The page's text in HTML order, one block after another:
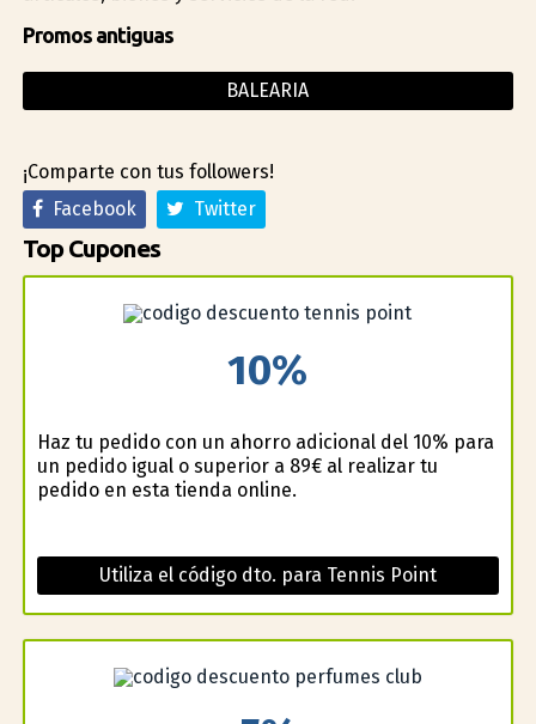
Promos antiguas
BALEARIA
¡Comparte con tus followers!
Facebook
Twitter
Top Cupones
10%
Haz tu pedido con un ahorro adicional del 10% para
un pedido igual o superior a 89€ al realizar tu
pedido en esta tienda online.
Utiliza el código dto. para Tennis Point